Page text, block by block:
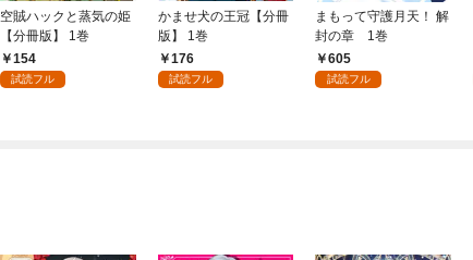
空賊ハックと蒸気の姫
【分冊版】 1巻
154
試読フル
かませ犬の王冠【分冊
版】 1巻
176
試読フル
まもって守護月天！ 解
封の章 1巻
605
試読フル